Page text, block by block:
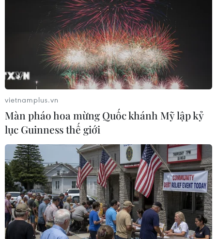
#"tích xanh" cho tài khoản
#chiếm đoạt tài sản
#chiếm đoạt tài khoản Facebook
Tp. Hồ Chí Minh
TIN LIÊN QUAN
vietnamplus.vn
Màn pháo hoa mừng Quốc khánh Mỹ lập kỷ
lục Guinness thế giới